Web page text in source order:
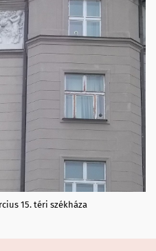
15. téri székháza